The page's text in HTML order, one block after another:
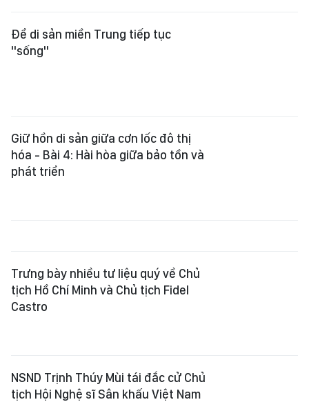
Để di sản miền Trung tiếp tục
"sống"
Giữ hồn di sản giữa cơn lốc đô thị
hóa - Bài 4: Hài hòa giữa bảo tồn và
phát triển
Trưng bày nhiều tư liệu quý về Chủ
tịch Hồ Chí Minh và Chủ tịch Fidel
Castro
NSND Trịnh Thúy Mùi tái đắc cử Chủ
tịch Hội Nghệ sĩ Sân khấu Việt Nam